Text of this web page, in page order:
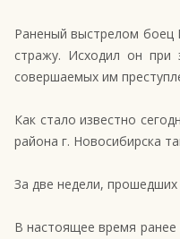
Раненый выстрелом боец
стражу. Исходил он при
совершаемых им
Как стало известно
района г. Новосибирска
За две недели,
В настоящее время ранее